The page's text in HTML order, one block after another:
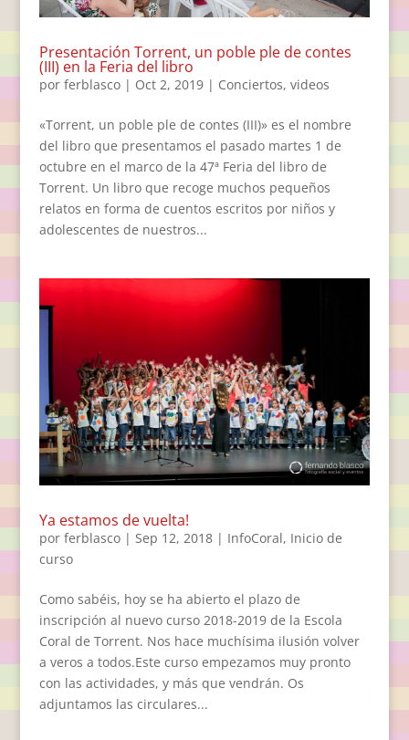
Presentación Torrent, un poble ple de contes
(III) en la Feria del libro
por ferblasco| Oct 2, 2019| Conciertos, videos
«Torrent, un poble ple de contes (III)» es el nombre
del libro que presentamos el pasado martes 1 de
octubre en el marco de la 47ª Feria del libro de
Torrent. Un libro que recoge muchos pequeños
relatos en forma de cuentos escritos por niños y
adolescentes de nuestros...
Ya estamos de vuelta!
por ferblasco| Sep 12, 2018| InfoCoral, Inicio de
curso
Como sabéis, hoy se ha abierto el plazo de
inscripción al nuevo curso 2018-2019 de la Escola
Coral de Torrent. Nos hace muchísima ilusión volver
a veros a todos.Este curso empezamos muy pronto
con las actividades, y más que vendrán. Os
adjuntamos las circulares...